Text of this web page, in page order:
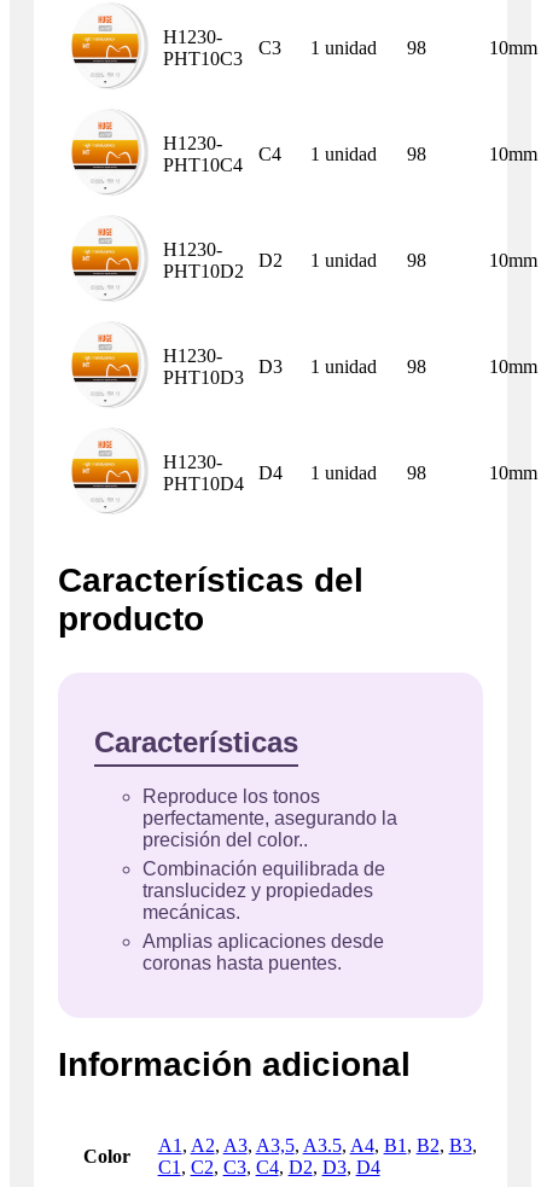
H1230-
PHT10C3
C3 1 unidad 98 10mm
H1230-
PHT10C4
C4 1 unidad 98 10mm
H1230-
PHT10D2
D2 1 unidad 98 10mm
H1230-
PHT10D3
D3 1 unidad 98 10mm
H1230-
PHT10D4
D4 1 unidad 98 10mm
Características del
producto
Características
Reproduce los tonos
perfectamente, asegurando la
precisión del color..
Combinación equilibrada de
translucidez y propiedades
mecánicas.
Amplias aplicaciones desde
coronas hasta puentes.
Información adicional
Color
A1 , A2, A3, A3,5, A3.5, A4, B1 , B2, B3,
C1 , C2, C3, C4, D2, D3, D4